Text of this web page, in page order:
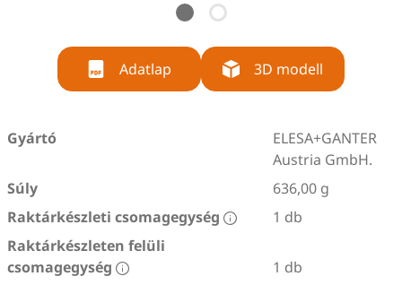
Adatlap 3D modell
Gyártó
ELESA+GANTER
Austria GmbH.
Súly
636,00 g
Raktárkészleti csomagegység
1 db
Raktárkészleten felüli
csomagegység
1 db